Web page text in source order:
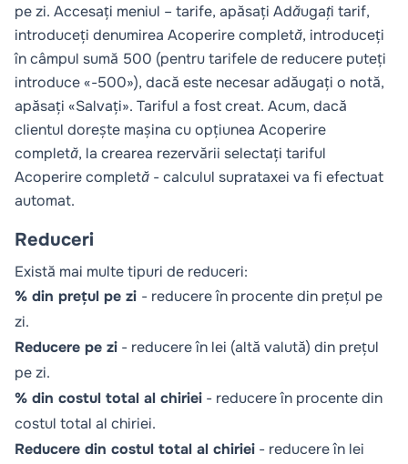
pe zi. Accesați meniul – tarife, apăsați Adăugați tarif,
introduceți denumirea Acoperire completă, introduceți
în câmpul sumă 500 (pentru tarifele de reducere puteți
introduce «-500»), dacă este necesar adăugați o notă,
apăsați «Salvați». Tariful a fost creat. Acum, dacă
clientul dorește mașina cu opțiunea Acoperire
completă, la crearea rezervării selectați tariful
Acoperire completă - calculul suprataxei va fi efectuat
automat.
Reduceri
Există mai multe tipuri de reduceri:
% din prețul pe zi - reducere în procente din prețul pe
zi.
Reducere pe zi - reducere în lei (altă valută) din prețul
pe zi.
% din costul total al chiriei - reducere în procente din
costul total al chiriei.
Reducere din costul total al chiriei - reducere în lei